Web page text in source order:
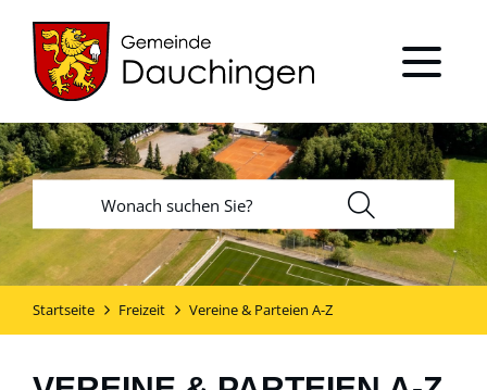
Startseite Freizeit Vereine & Parteien A-Z